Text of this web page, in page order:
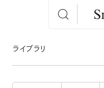
ライブラリ